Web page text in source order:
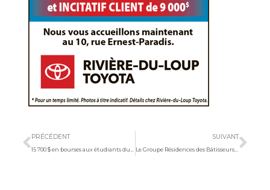
PRÉCÉDENT SUIVANT
Le Groupe Résidences des Bâtisseurs s’établit à La Pocatière